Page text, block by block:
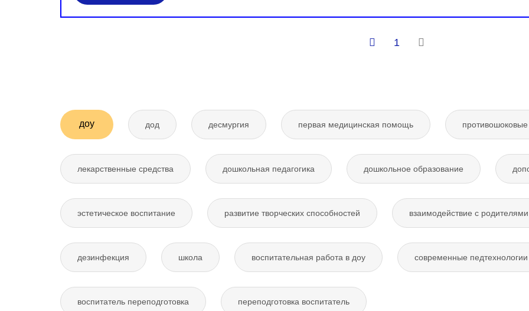
1
доу дод десмургия первая медицинская помощь
лекарственные средства дошкольная педагогика дошкольное образование
эстетическое воспитание развитие творческих способностей взаимодействие с родителями
дезинфекция школа воспитательная работа в доу современные
воспитатель переподготовка переподготовка воспитатель